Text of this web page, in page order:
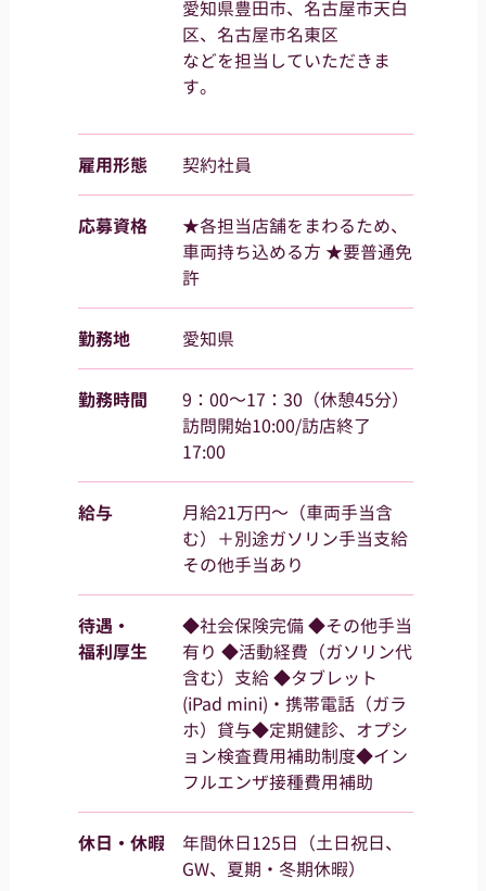
愛知県豊田市、名古屋市天白
区、名古屋市名東区
などを担当していただきま
す。
雇用形態 契約社員
応募資格
★各担当店舗をまわるため、
車両持ち込める方 ★要普通免
許
勤務地 愛知県
勤務時間
9：00～17：30（休憩45分）
訪問開始10:00/訪店終了
17:00
給与
月給21万円～（車両手当含
む）＋別途ガソリン手当支給
その他手当あり
待遇・
福利厚生
◆社会保険完備 ◆その他手当
有り ◆活動経費（ガソリン代
含む）支給 ◆タブレット
(iPad mini)・携帯電話（ガラ
ホ）貸与◆定期健診、オプシ
ョン検査費用補助制度◆イン
フルエンザ接種費用補助
休日・休暇
年間休日125日（土日祝日、
GW、夏期・冬期休暇）